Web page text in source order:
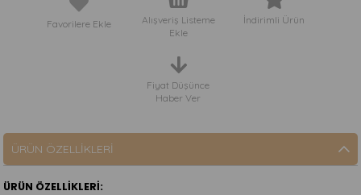
Favorilere Ekle
Alışveriş Listeme
Ekle
İndirimli Ürün
Fiyat Düşünce
Haber Ver
ÜRÜN ÖZELLIKLERI
ÜRÜN ÖZELLİKLERİ: